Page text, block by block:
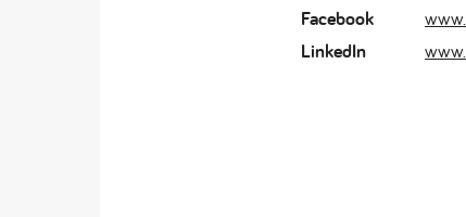
Facebook
LinkedIn